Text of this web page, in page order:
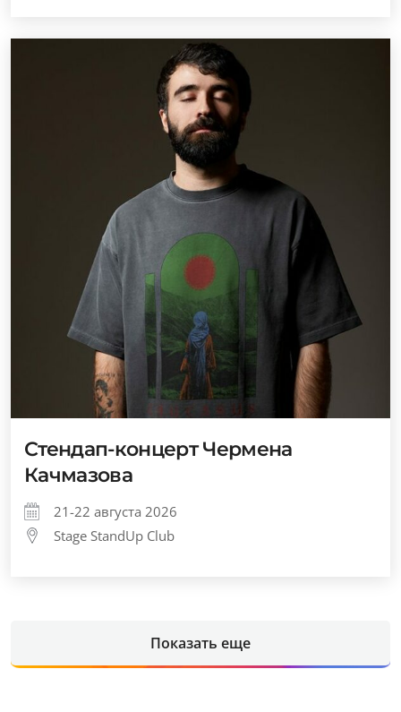
Стендап-концерт Чермена
Качмазова
21-22 августа 2026
Stage StandUp Club
Показать еще